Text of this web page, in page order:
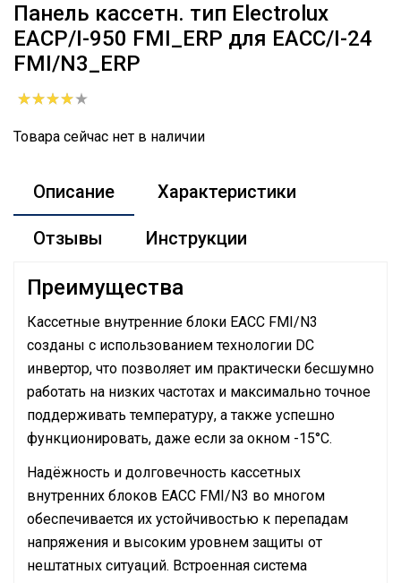
Панель кассетн. тип Electrolux
EACP/I-950 FMI_ERP для ЕАCC/I-24
FMI/N3_ERP
Товара сейчас нет в наличии
Описание Характеристики
Отзывы Инструкции
Преимущества
Кассетные внутренние блоки EACC FMI/N3
созданы с использованием технологии DC
инвертор, что позволяет им практически бесшумно
работать на низких частотах и максимально точное
поддерживать температуру, а также успешно
функционировать, даже если за окном -15°С.
Надёжность и долговечность кассетных
внутренних блоков EACC FMI/N3 во многом
обеспечивается их устойчивостью к перепадам
напряжения и высоким уровнем защиты от
нештатных ситуаций. Встроенная система